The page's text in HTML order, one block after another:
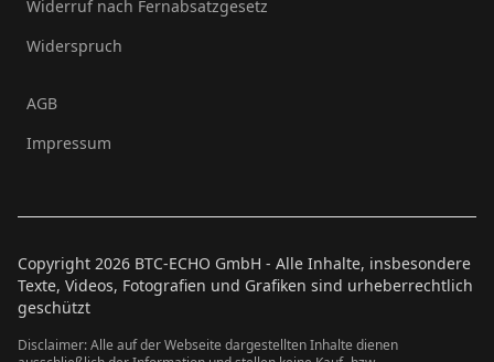
Widerruf nach Fernabsatzgesetz
Widerspruch
AGB
Impressum
Copyright 2026 BTC-ECHO GmbH - Alle Inhalte, insbesondere
Texte, Videos, Fotografien und Grafiken sind urheberrechtlich
geschützt
Disclaimer: Alle auf der Webseite dargestellten Inhalte dienen